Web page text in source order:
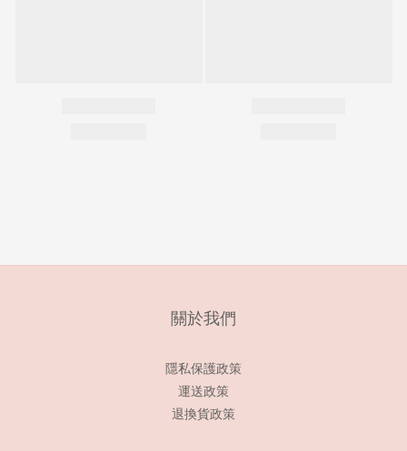
關於我們
隱私保護政策
運送政策
退換貨政策